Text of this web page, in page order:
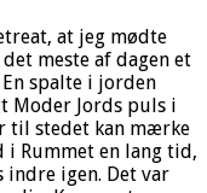
at jeg mødte
meste af dagen et
spalte i jorden
Moder Jords puls i
til stedet kan mærke
i Rummet en lang tid,
indre igen. Det var